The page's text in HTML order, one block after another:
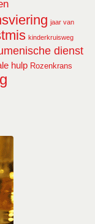
jaar van
kinderkruisweg
dienst
hulp Rozenkrans